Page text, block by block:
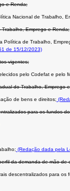
e Renda;
Nacional de Trabalho,
Emprego e Renda;
de Trabalho,
de 15/12/2023)
vigentes;
pelo Codefat e pelo
do Trabalho, Emprego
de bens e direitos;
para os fundos
(Redação dada pela
da demanda de mão de
descentralizados para